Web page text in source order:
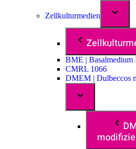
Zellkulturmedien
BME | Basalmedium
CMRL 1066
DMEM | Dulbeccos